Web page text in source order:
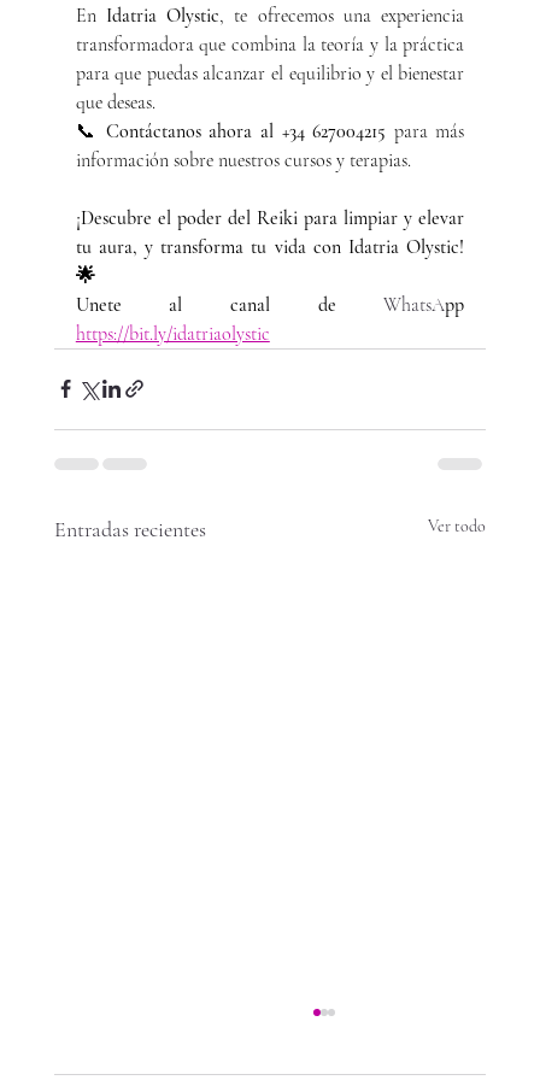
En Idatria Olystic, te ofrecemos una experiencia
transformadora que combina la teoría y la práctica
para que puedas alcanzar el equilibrio y el bienestar
que deseas.
📞 Contáctanos ahora al +34 627004215 para más
información sobre nuestros cursos y terapias.
¡Descubre el poder del Reiki para limpiar y elevar
tu aura, y transforma tu vida con Idatria Olystic!
🌟
Unete al canal de WhatsA
https://bit.ly/idatriaolystic
Entradas recientes Ver todo